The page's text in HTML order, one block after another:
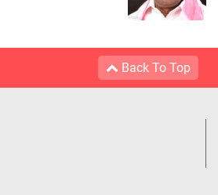
Back To Top